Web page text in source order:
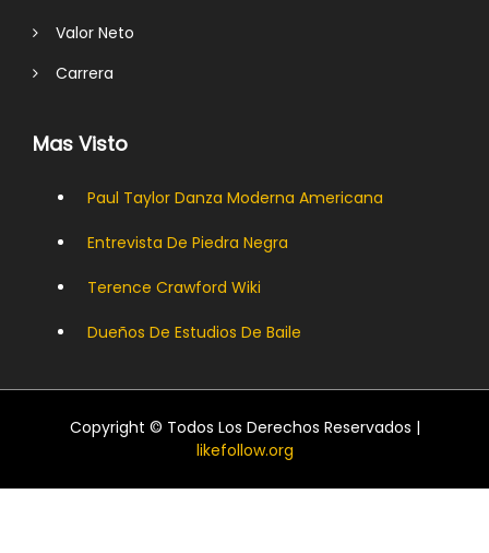
Valor Neto
Carrera
Mas Visto
Paul Taylor Danza Moderna Americana
Entrevista De Piedra Negra
Terence Crawford Wiki
Dueños De Estudios De Baile
Copyright © Todos Los Derechos Reservados |
likefollow.org